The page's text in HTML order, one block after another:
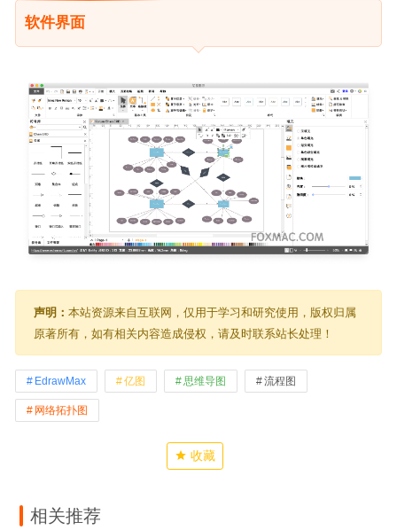
软件界面
声明： 本站资源来自互联网，仅用于学习和研究使用，版权归属
原著所有，如有相关内容造成侵权，请及时联系站长处理！
EdrawMax 亿图 思维导图 流程图
网络拓扑图
收藏
相关推荐